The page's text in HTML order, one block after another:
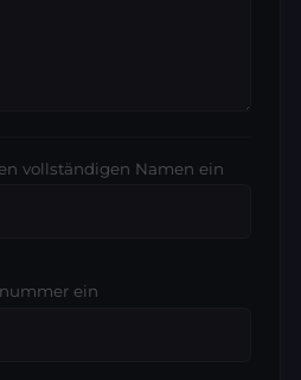
vollständigen Namen ein
ein